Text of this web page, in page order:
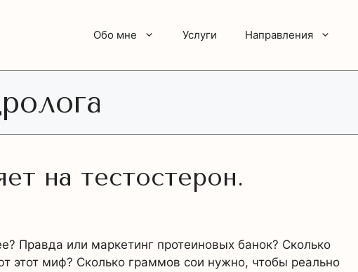
Обо мне Услуги Направления
на тестостерон.
Правда или маркетинг протеиновых банок? Сколько
этот миф? Сколько граммов сои нужно, чтобы реально